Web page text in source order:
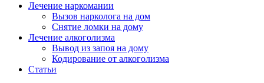
Лечение наркомании
Вызов нарколога на дом
Снятие ломки на дому
Лечение алкоголизма
Вывод из запоя на дому
Кодирование от алкоголизма
Статьи